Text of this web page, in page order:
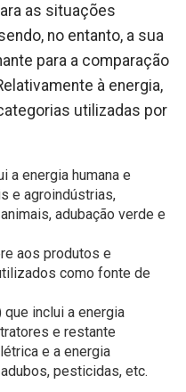
as situações
no entanto, a sua
para a comparação
à energia,
utilizadas por
a energia humana e
e agroindústrias,
adubação verde e
aos produtos e
como fonte de
inclui a energia
e restante
e a energia
pesticidas, etc.